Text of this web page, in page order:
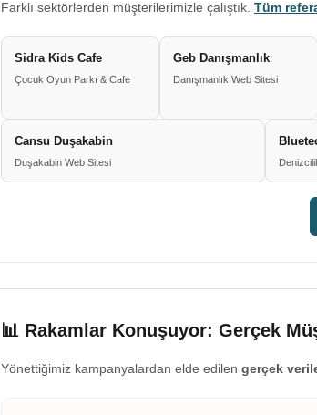
Farklı sektörlerden müşterilerimizle çalıştık. Tüm
Sidra Kids Cafe
Çocuk Oyun Parkı & Cafe
Geb Danışmanlık
Danışmanlık Web Sitesi
Cansu Duşakabin
Duşakabin Web Sitesi
📊 Rakamlar Konuşuyor: Gerçek
Yönettiğimiz kampanyalardan elde edilen gerçek